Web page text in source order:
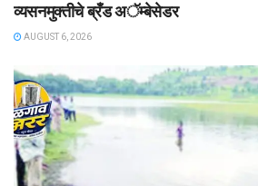
व्यसनमुक्तीचे ब्रँड अॅम्बेसेडर
AUGUST 6, 2026